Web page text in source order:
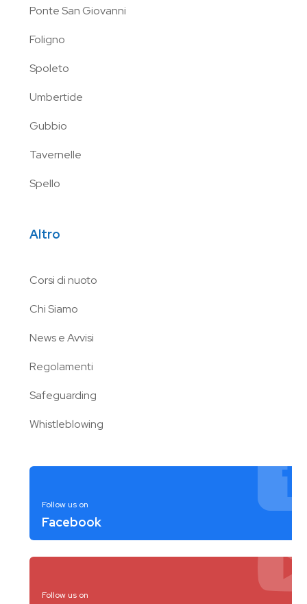
Ponte San Giovanni
Foligno
Spoleto
Umbertide
Gubbio
Tavernelle
Spello
Altro
Corsi di nuoto
Chi Siamo
News e Avvisi
Regolamenti
Safeguarding
Whistleblowing
Follow us on
Facebook
Follow us on